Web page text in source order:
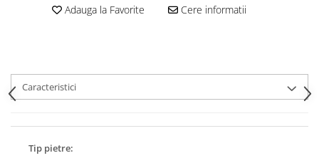
Adauga la Favorite Cere informatii
Caracteristici
Tip pietre: